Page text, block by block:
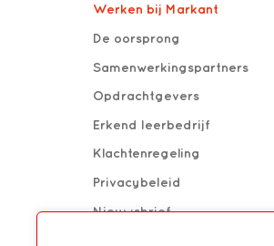
Werken bij Markant
De oorsprong
Samenwerkingspartners
Opdrachtgevers
Erkend leerbedrijf
Klachtenregeling
Privacybeleid
Nieuwsbrief